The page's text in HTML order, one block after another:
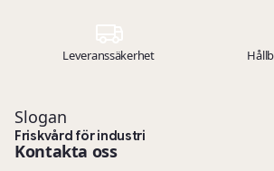
Leveranssäkerhet
Slogan
Friskvård för industri
Kontakta oss